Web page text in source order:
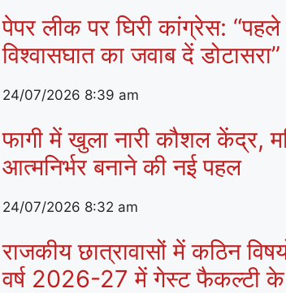
पेपर लीक पर घिरी कांग्रेस:
विश्वासघात का जवाब दें
24/07/2026 8:39 am
फागी में खुला नारी कौशल केंद्र,
आत्मनिर्भर बनाने की नई पहल
24/07/2026 8:32 am
राजकीय छात्रावासों में कठिन
वर्ष 2026-27 में गेस्ट फैकल्टी